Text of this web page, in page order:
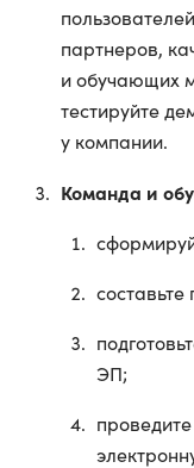
партнеров,
и обучающих
тестируйте
у компании.
Команда и
ЭП;